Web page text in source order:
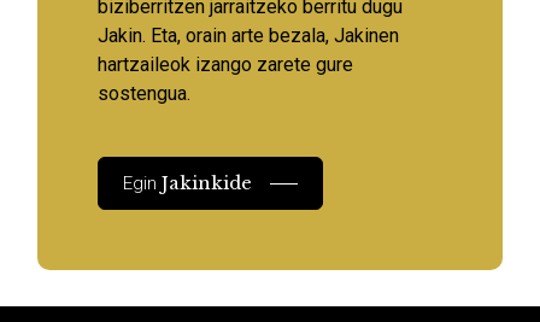
biziberritzen jarraitzeko berritu dugu
Jakin. Eta, orain arte bezala, Jakinen
hartzaileok izango zarete gure
sostengua.
EginJakinkide